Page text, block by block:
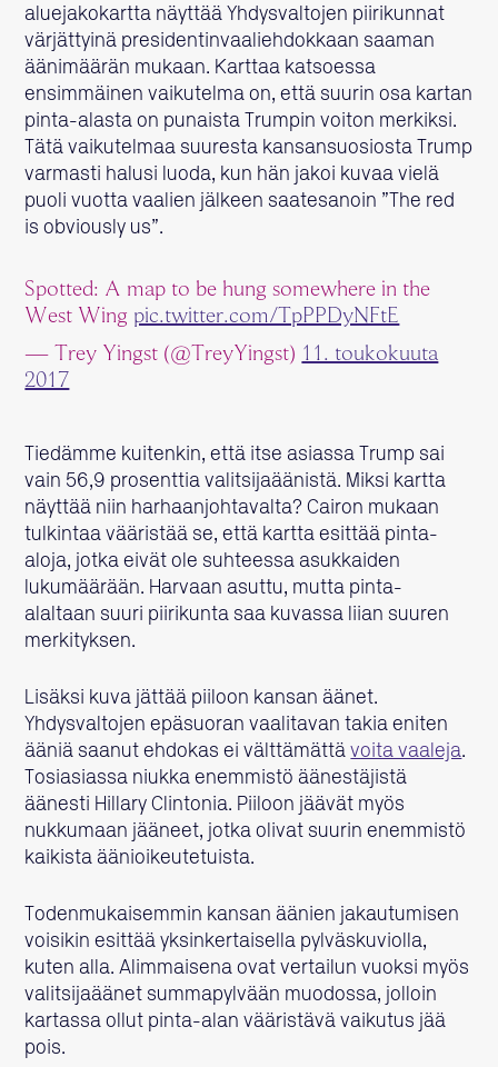
aluejakokartta näyttää Yhdysvaltojen piirikunnat
värjättyinä presidentinvaaliehdokkaan saaman
äänimäärän mukaan. Karttaa katsoessa
ensimmäinen vaikutelma on, että suurin osa kartan
pinta-alasta on punaista Trumpin voiton merkiksi.
Tätä vaikutelmaa suuresta kansansuosiosta Trump
varmasti halusi luoda, kun hän jakoi kuvaa vielä
puoli vuotta vaalien jälkeen saatesanoin ”The red
is obviously us”.
Spotted: A map to be hung somewhere in the
West Wing pic.twitter.com/TpPPDyNFtE
— Trey Yingst (@TreyYingst) 11. toukokuuta
2017
Tiedämme kuitenkin, että itse asiassa Trump sai
vain 56,9 prosenttia valitsijaäänistä. Miksi kartta
näyttää niin harhaanjohtavalta? Cairon mukaan
tulkintaa vääristää se, että kartta esittää pinta-
aloja, jotka eivät ole suhteessa asukkaiden
lukumäärään. Harvaan asuttu, mutta pinta-
alaltaan suuri piirikunta saa kuvassa liian suuren
merkityksen.
Lisäksi kuva jättää piiloon kansan äänet.
Yhdysvaltojen epäsuoran vaalitavan takia eniten
ääniä saanut ehdokas ei välttämättävoita vaaleja.
Tosiasiassa niukka enemmistö äänestäjistä
äänesti Hillary Clintonia. Piiloon jäävät myös
nukkumaan jääneet, jotka olivat suurin enemmistö
kaikista äänioikeutetuista.
Todenmukaisemmin kansan äänien jakautumisen
voisikin esittää yksinkertaisella pylväskuviolla,
kuten alla. Alimmaisena ovat vertailun vuoksi myös
valitsijaäänet summapylvään muodossa, jolloin
kartassa ollut pinta-alan vääristävä vaikutus jää
pois.